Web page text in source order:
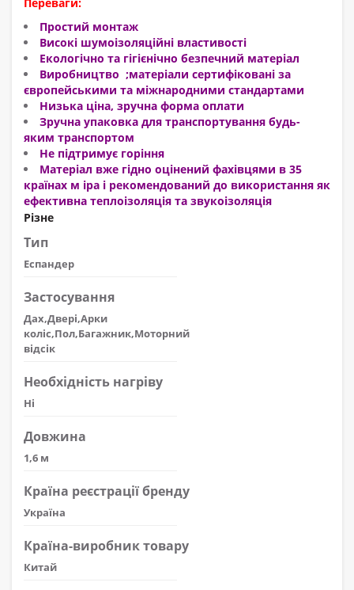
Простий монтаж
Високі шумоізоляційні властивості
Екологічно та гігієнічно безпечний матеріал
Виробництво ;матеріали сертифіковані за
європейськими та міжнародними стандартами
Низька ціна, зручна форма оплати
Зручна упаковка для транспортування будь-
яким транспортом
Не підтримує горіння
Матеріал вже гідно оцінений фахівцями в 35
країнах м іра і рекомендований до використання як
ефективна теплоізоляція та звукоізоляція
Різне
Тип
Еспандер
Застосування
Дах,Двері,Арки
коліс,Пол,Багажник,Моторний
відсік
Необхідність нагріву
Ні
Довжина
1,6 м
Країна реєстрації бренду
Україна
Країна-виробник товару
Китай